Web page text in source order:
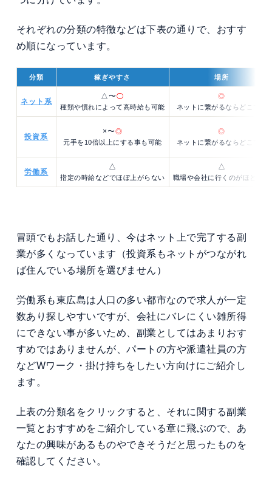
それぞれの分類の特徴などは下表の通りで、おすす
め順になっています。
分類 稼ぎやすさ 場所
ネット系
△〜◯
種類や慣れによって高時給も可能
◎
ネットに繋がるならどこでも
投資系
×〜◎
元手を10倍以上にする事も可能
◎
ネットに繋がるならどこでも
労働系
△
指定の時給などでほぼ上がらない
△
職場や会社に行くのがほとんど
冒頭でもお話した通り、今はネット上で完了する副
業が多くなっています（投資系もネットがつながれ
ば住んでいる場所を選びません）
労働系も東広島は人口の多い都市なので求人が一定
数あり探しやすいですが、会社にバレにくい雑所得
にできない事が多いため、副業としてはあまりおす
すめではありませんが、パートの方や派遣社員の方
などWワーク・掛け持ちをしたい方向けにご紹介し
ます。
上表の分類名をクリックすると、それに関する副業
一覧とおすすめをご紹介している章に飛ぶので、あ
なたの興味があるものやできそうだと思ったものを
確認してください。